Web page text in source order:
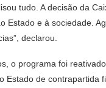
tudo. A decisão da
Estado e à sociedade.
declarou.
o programa foi
Estado de contrapartida